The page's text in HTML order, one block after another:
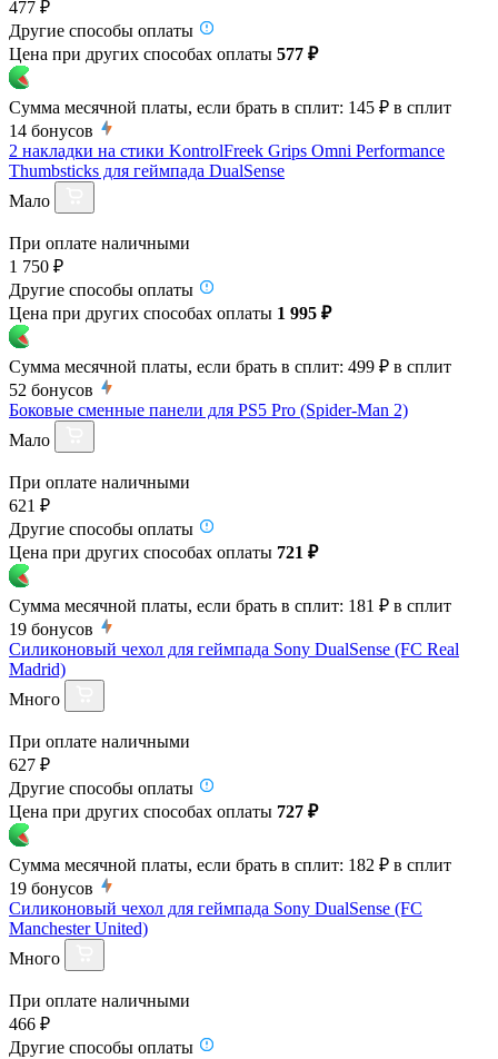
477 ₽
Другие способы оплаты
Цена при других способах оплаты 577 ₽
Сумма месячной платы, если брать в сплит: 145 ₽ в сплит
14 бонусов
2 накладки на стики KontrolFreek Grips Omni Performance
Thumbsticks для геймпада DualSense
Мало
При оплате наличными
1 750 ₽
Другие способы оплаты
Цена при других способах оплаты 1 995 ₽
Сумма месячной платы, если брать в сплит: 499 ₽ в сплит
52 бонусов
Боковые сменные панели для PS5 Pro (Spider-Man 2)
Мало
При оплате наличными
621 ₽
Другие способы оплаты
Цена при других способах оплаты 721 ₽
Сумма месячной платы, если брать в сплит: 181 ₽ в сплит
19 бонусов
Силиконовый чехол для геймпада Sony DualSense (FC Real
Madrid)
Много
При оплате наличными
627 ₽
Другие способы оплаты
Цена при других способах оплаты 727 ₽
Сумма месячной платы, если брать в сплит: 182 ₽ в сплит
19 бонусов
Силиконовый чехол для геймпада Sony DualSense (FC
Manchester United)
Много
При оплате наличными
466 ₽
Другие способы оплаты